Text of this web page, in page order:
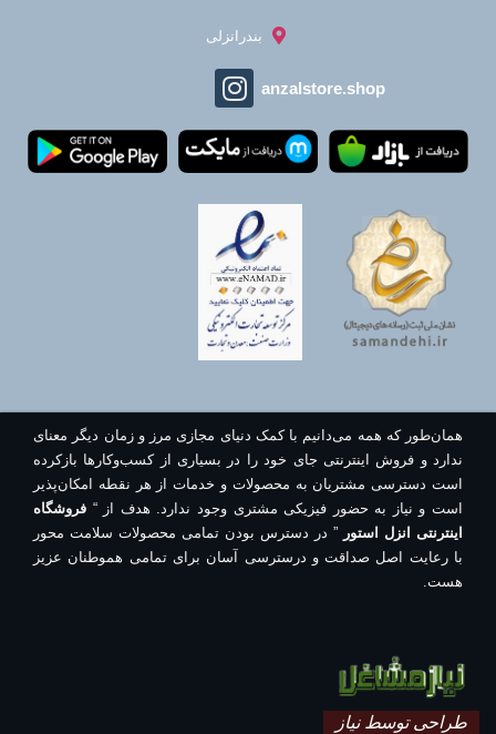
بندرانزلی
anzalstore.shop
همان‌طور که همه می‌دانیم با کمک دنیای مجازی مرز و زمان دیگر معنای
ندارد و فروش اینترنتی جای خود را در بسیاری از کسب‌وکارها بازکرده
است دسترسی مشتریان به محصولات و خدمات از هر نقطه امکان‌پذیر
است و نیاز به حضور فیزیکی مشتری وجود ندارد. هدف از “ فروشگاه
اینترنتی انزل استور ” در دسترس بودن تمامی محصولات سلامت محور
با رعایت اصل صداقت و درسترسی آسان برای تمامی هموطنان عزیز
هست.
طراحی توسط نیاز